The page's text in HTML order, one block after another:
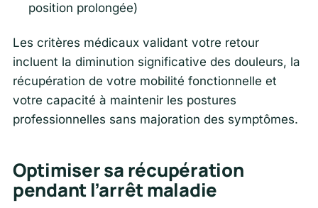
position prolongée)
Les critères médicaux validant votre retour
incluent la diminution significative des douleurs, la
récupération de votre mobilité fonctionnelle et
votre capacité à maintenir les postures
professionnelles sans majoration des symptômes.
Optimiser sa récupération
pendant l’arrêt maladie